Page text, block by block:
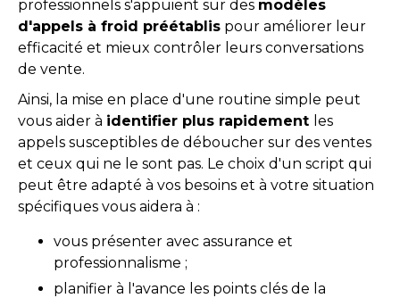
professionnels s'appuient sur des modèles
d'appels à froid préétablis pour améliorer leur
efficacité et mieux contrôler leurs conversations
de vente.
Ainsi, la mise en place d'une routine simple peut
vous aider à identifier plus rapidement les
appels susceptibles de déboucher sur des ventes
et ceux qui ne le sont pas. Le choix d'un script qui
peut être adapté à vos besoins et à votre situation
spécifiques vous aidera à :
vous présenter avec assurance et
professionnalisme ;
planifier à l'avance les points clés de la